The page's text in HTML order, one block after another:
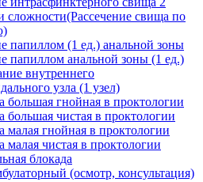
сложности(Рассечение свища по
папиллом (1 ед.) анальной зоны
папиллом анальной зоны (1 ед.)
внутреннего
узла (1 узел)
большая гнойная в проктологии
большая чистая в проктологии
малая гнойная в проктологии
малая чистая в проктологии
блокада
(осмотр, консультация)